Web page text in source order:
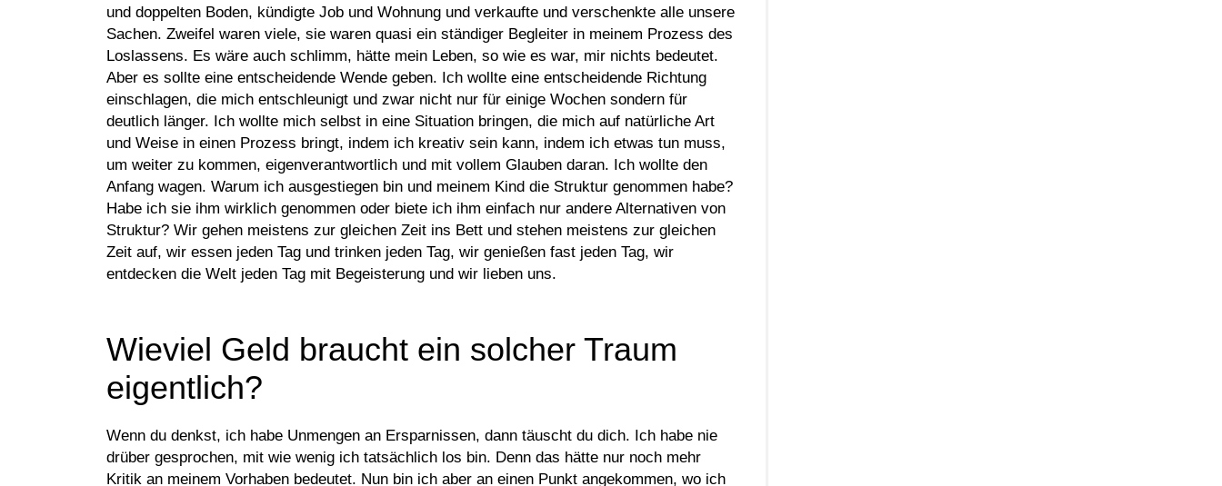
und doppelten Boden, kündigte Job und Wohnung und verkaufte und verschenkte alle unsere
Sachen. Zweifel waren viele, sie waren quasi ein ständiger Begleiter in meinem Prozess des
Loslassens. Es wäre auch schlimm, hätte mein Leben, so wie es war, mir nichts bedeutet.
Aber es sollte eine entscheidende Wende geben. Ich wollte eine entscheidende Richtung
einschlagen, die mich entschleunigt und zwar nicht nur für einige Wochen sondern für
deutlich länger. Ich wollte mich selbst in eine Situation bringen, die mich auf natürliche Art
und Weise in einen Prozess bringt, indem ich kreativ sein kann, indem ich etwas tun muss,
um weiter zu kommen, eigenverantwortlich und mit vollem Glauben daran. Ich wollte den
Anfang wagen. Warum ich ausgestiegen bin und meinem Kind die Struktur genommen habe?
Habe ich sie ihm wirklich genommen oder biete ich ihm einfach nur andere Alternativen von
Struktur? Wir gehen meistens zur gleichen Zeit ins Bett und stehen meistens zur gleichen
Zeit auf, wir essen jeden Tag und trinken jeden Tag, wir genießen fast jeden Tag, wir
entdecken die Welt jeden Tag mit Begeisterung und wir lieben uns.
Wieviel Geld braucht ein solcher Traum
eigentlich?
Wenn du denkst, ich habe Unmengen an Ersparnissen, dann täuscht du dich. Ich habe nie
drüber gesprochen, mit wie wenig ich tatsächlich los bin. Denn das hätte nur noch mehr
Kritik an meinem Vorhaben bedeutet. Nun bin ich aber an einen Punkt angekommen, wo ich